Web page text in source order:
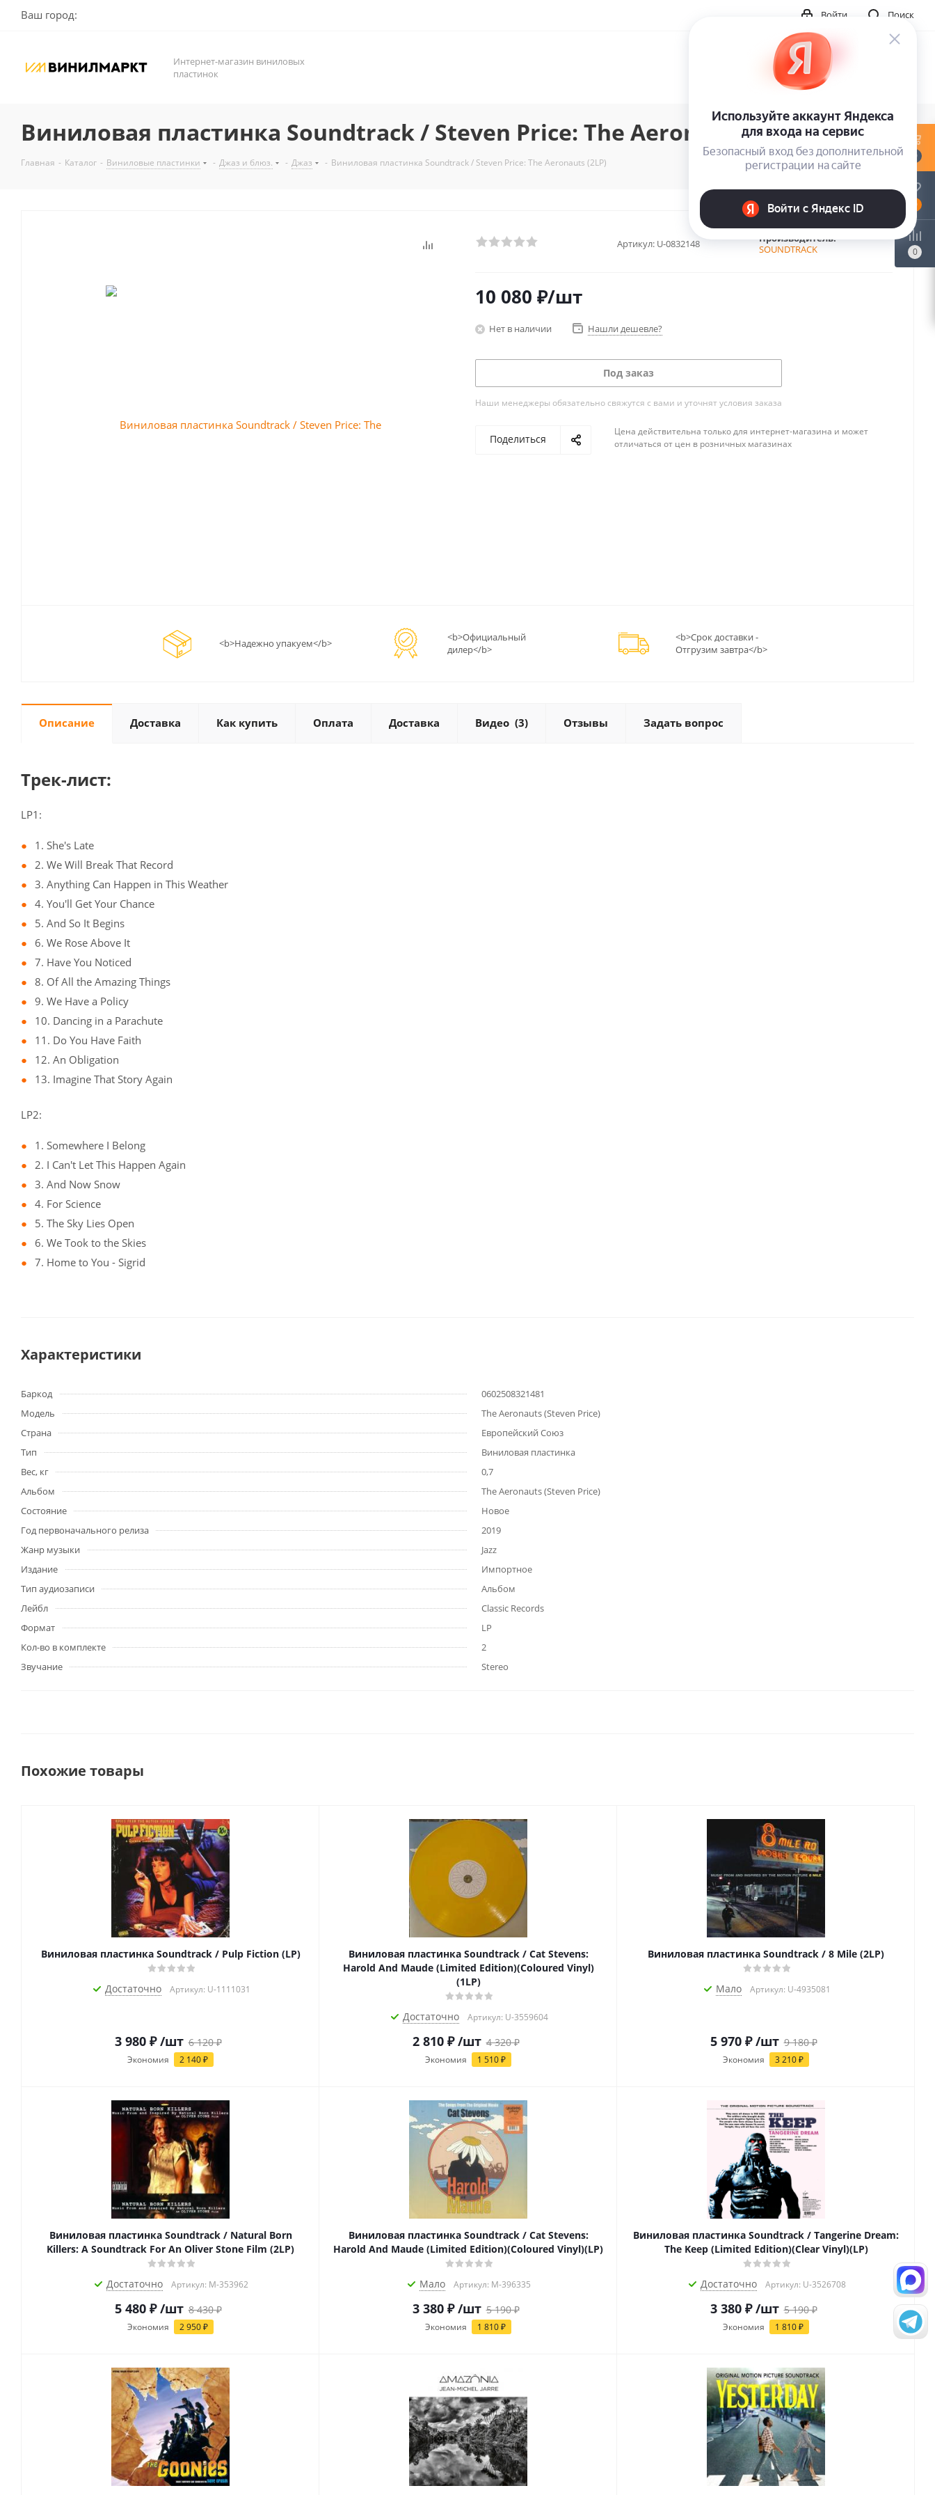
Ваш город: Поиск
Войти
Интернет-магазин виниловых
пластинок
Виниловая пластинка Soundtrack / Steven Price: The Aeronauts (2LP)
Главная - Каталог - Виниловые пластинки - Джаз и блюз. - Джаз - Виниловая пластинка Soundtrack / Steven Price: The Aeronauts (2LP)
Артикул: U-0832148
Производитель:
SOUNDTRACK
10 080 ₽/шт
Нет в наличии Нашли дешевле?
Под заказ
Наши менеджеры обязательно свяжутся с вами и уточнят условия заказа
Поделиться
Цена действительна только для интернет-магазина и может
отличаться от цен в розничных магазинах
<b>Надежно упакуем</b>
<b>Официальный
дилер</b>
<b>Срок доставки -
Отгрузим завтра</b>
Описание Доставка Как купить Оплата Доставка Видео (3) Отзывы Задать вопрос
Трек-лист:
LP1:
1. She's Late
2. We Will Break That Record
3. Anything Can Happen in This Weather
4. You'll Get Your Chance
5. And So It Begins
6. We Rose Above It
7. Have You Noticed
8. Of All the Amazing Things
9. We Have a Policy
10. Dancing in a Parachute
11. Do You Have Faith
12. An Obligation
13. Imagine That Story Again
LP2:
1. Somewhere I Belong
2. I Can't Let This Happen Again
3. And Now Snow
4. For Science
5. The Sky Lies Open
6. We Took to the Skies
7. Home to You - Sigrid
Характеристики
Баркод
0602508321481
Модель
The Aeronauts (Steven Price)
Страна
Европейский Союз
Тип
Виниловая пластинка
Вес, кг
0,7
Альбом
The Aeronauts (Steven Price)
Состояние
Новое
Год первоначального релиза
2019
Жанр музыки
Jazz
Издание
Импортное
Тип аудиозаписи
Альбом
Лейбл
Classic Records
Формат
LP
Кол-во в комплекте
2
Звучание
Stereo
Похожие товары
Виниловая пластинка Soundtrack / Pulp Fiction (LP)
Достаточно Артикул: U-1111031
3 980₽ /шт 6 120₽
Экономия 2 140₽
Виниловая пластинка Soundtrack / Cat Stevens:
Harold And Maude (Limited Edition)(Coloured Vinyl)
(1LP)
Достаточно Артикул: U-3559604
2 810₽ /шт 4 320₽
Экономия 1 510₽
Виниловая пластинка Soundtrack / 8 Mile (2LP)
Мало Артикул: U-4935081
5 970₽ /шт 9 180₽
Экономия 3 210₽
Виниловая пластинка Soundtrack / Natural Born
Killers: A Soundtrack For An Oliver Stone Film (2LP)
Достаточно Артикул: M-353962
5 480₽ /шт 8 430₽
Экономия 2 950₽
Виниловая пластинка Soundtrack / Cat Stevens:
Harold And Maude (Limited Edition)(Coloured Vinyl)(LP)
Мало Артикул: M-396335
3 380₽ /шт 5 190₽
Экономия 1 810₽
Виниловая пластинка Soundtrack / Tangerine Dream:
The Keep (Limited Edition)(Clear Vinyl)(LP)
Достаточно Артикул: U-3526708
3 380₽ /шт 5 190₽
Экономия 1 810₽
0
0
0